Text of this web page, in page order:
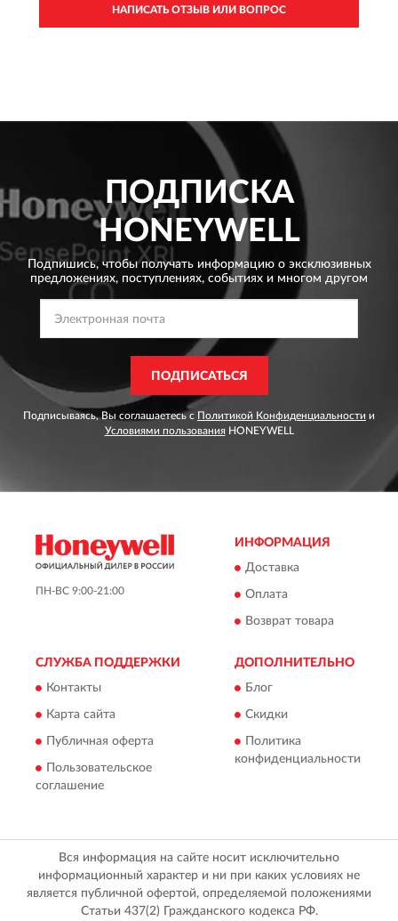
НАПИСАТЬ ОТЗЫВ ИЛИ ВОПРОС
ПОДПИСКА
HONEYWELL
Подпишись, чтобы получать информацию о эксклюзивных
предложениях, поступлениях, событиях и многом другом
ПОДПИСАТЬСЯ
Подписываясь, Вы соглашаетесь с Политикой Конфиденциальности и
Условиями пользованияHONEYWELL
ПН-ВС 9:00-21:00
ИНФОРМАЦИЯ
Доставка
Оплата
Возврат товара
СЛУЖБА ПОДДЕРЖКИ
Контакты
Карта сайта
Публичная оферта
Пользовательское
соглашение
ДОПОЛНИТЕЛЬНО
Блог
Скидки
Политика
конфиденциальности
Вся информация на сайте носит исключительно
информационный характер и ни при каких условиях не
является публичной офертой, определяемой положениями
Статьи 437(2) Гражданского кодекса РФ.